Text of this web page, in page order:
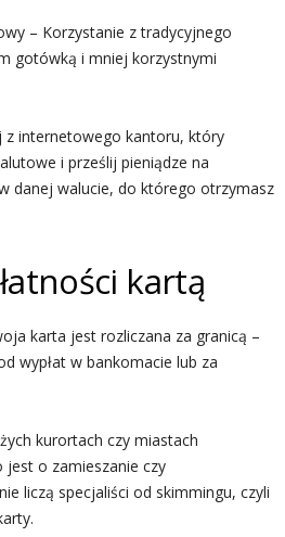
– Korzystanie z tradycyjnego
gotówką i mniej korzystnymi
z internetowego kantoru, który
i prześlij pieniądze na
danej walucie, do którego otrzymasz
kartą
karta jest rozliczana za granicą –
wypłat w bankomacie lub za
kurortach czy miastach
jest o zamieszanie czy
liczą specjaliści od skimmingu, czyli